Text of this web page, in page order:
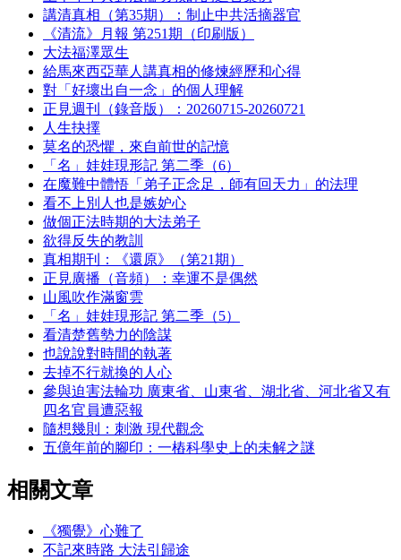
講清真相（第35期）：制止中共活摘器官
《清流》月報 第251期（印刷版）
大法福澤眾生
給馬來西亞華人講真相的修煉經歷和心得
對「好壞出自一念」的個人理解
正見週刊（錄音版）：20260715-20260721
人生抉擇
莫名的恐懼，來自前世的記憶
「名」娃娃現形記 第二季（6）
在魔難中體悟「弟子正念足，師有回天力」的法理
看不上別人也是嫉妒心
做個正法時期的大法弟子
欲得反失的教訓
真相期刊：《還原》（第21期）
正見廣播（音頻）：幸運不是偶然
山風吹作滿窗雲
「名」娃娃現形記 第二季（5）
看清楚舊勢力的陰謀
也說說對時間的執著
去掉不行就換的人心
參與迫害法輪功 廣東省、山東省、湖北省、河北省又有
四名官員遭惡報
隨想幾則：刺激 現代觀念
五億年前的腳印：一樁科學史上的未解之謎
相關文章
《獨覺》心難了
不記來時路 大法引歸途